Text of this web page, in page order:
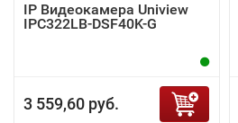
IP Видеокамера Uniview
IPC322LB-DSF40K-G
3 559,60 руб.